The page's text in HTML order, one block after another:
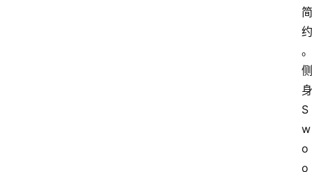
简
约
。
侧
身
S
w
o
o